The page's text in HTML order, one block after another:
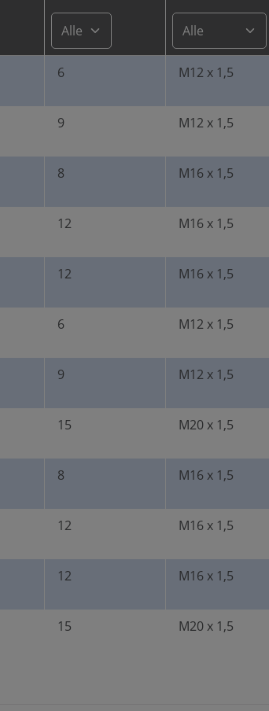
6 M12 x 1,5
9 M12 x 1,5
8 M16 x 1,5
12 M16 x 1,5
12 M16 x 1,5
6 M12 x 1,5
9 M12 x 1,5
15 M20 x 1,5
8 M16 x 1,5
12 M16 x 1,5
12 M16 x 1,5
15 M20 x 1,5